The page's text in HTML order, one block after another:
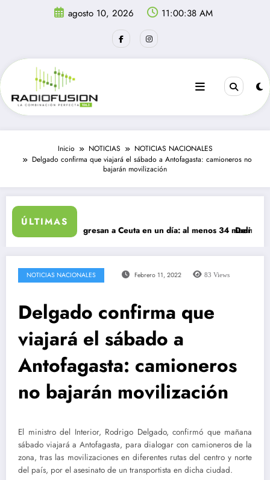
agosto 10, 2026 11:00:38 AM
Inicio NOTICIAS
NOTICIAS NACIONALES
Delgado confirma que viajará el sábado a Antofagasta: camioneros no
bajarán movilización
ÚLTIMAS
migrantes ingresan a Ceuta en un día: al menos 34 muertos en la
Delincuentes
NOTICIAS NACIONALES Febrero 11, 2022 83 Views
Delgado confirma que
viajará el sábado a
Antofagasta: camioneros
no bajarán movilización
El ministro del Interior, Rodrigo Delgado, confirmó que mañana
sábado viajará a Antofagasta, para dialogar con camioneros de la
zona, tras las movilizaciones en diferentes rutas del centro y norte
del país, por el asesinato de un transportista en dicha ciudad.